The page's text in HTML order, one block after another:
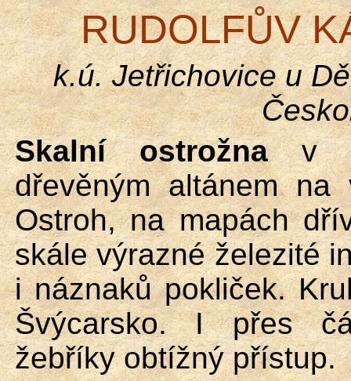
RUDOLFŮV
k.ú.Jetřichovice u
Skalní ostrožnav
dřevěným altánem
Ostroh, na mapách
skále výrazné železité
i náznaků pokliček.
Švýcarsko. I přes
žebříky obtížný přístup.